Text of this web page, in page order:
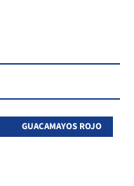
GUACAMAYOS ROJO